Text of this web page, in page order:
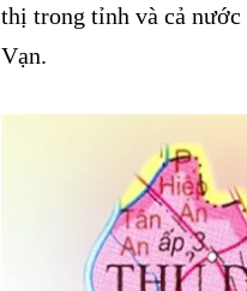
thị trong tỉnh và cả
Vạn.